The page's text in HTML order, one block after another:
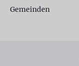
Gemeinden